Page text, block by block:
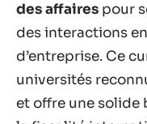
des affaires pour
des interactions
d’entreprise. Ce
universités
et offre une